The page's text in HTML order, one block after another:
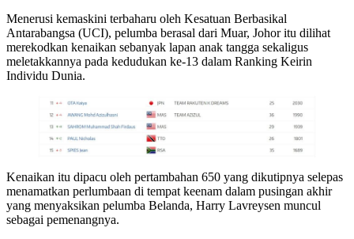
Menerusi kemaskini terbaharu oleh Kesatuan Berbasikal
Antarabangsa (UCI), pelumba berasal dari Muar, Johor itu dilihat
merekodkan kenaikan sebanyak lapan anak tangga sekaligus
meletakkannya pada kedudukan ke-13 dalam Ranking Keirin
Individu Dunia.
Kenaikan itu dipacu oleh pertambahan 650 yang dikutipnya selepas
menamatkan perlumbaan di tempat keenam dalam pusingan akhir
yang menyaksikan pelumba Belanda, Harry Lavreysen muncul
sebagai pemenangnya.